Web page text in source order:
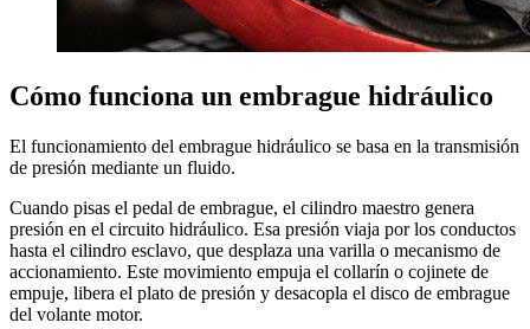
Cómo funciona un embrague hidráulico
El funcionamiento del embrague hidráulico se basa en la transmisión
de presión mediante un fluido.
Cuando pisas el pedal de embrague, el cilindro maestro genera
presión en el circuito hidráulico. Esa presión viaja por los conductos
hasta el cilindro esclavo, que desplaza una varilla o mecanismo de
accionamiento. Este movimiento empuja el collarín o cojinete de
empuje, libera el plato de presión y desacopla el disco de embrague
del volante motor.